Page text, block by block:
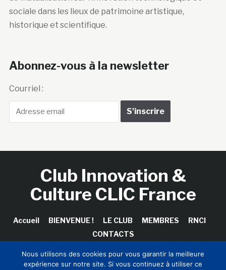
sociale dans les lieux de patrimoine artistique,
historique et scientifique.
Abonnez-vous à la newsletter
Courriel :
Club Innovation &
Culture CLIC France
Accueil BIENVENUE ! LE CLUB MEMBRES
RNCI
CONTACTS
Nous utilisons des cookies pour vous garantir la meilleure
expérience sur notre site. Si vous continuez à utiliser ce